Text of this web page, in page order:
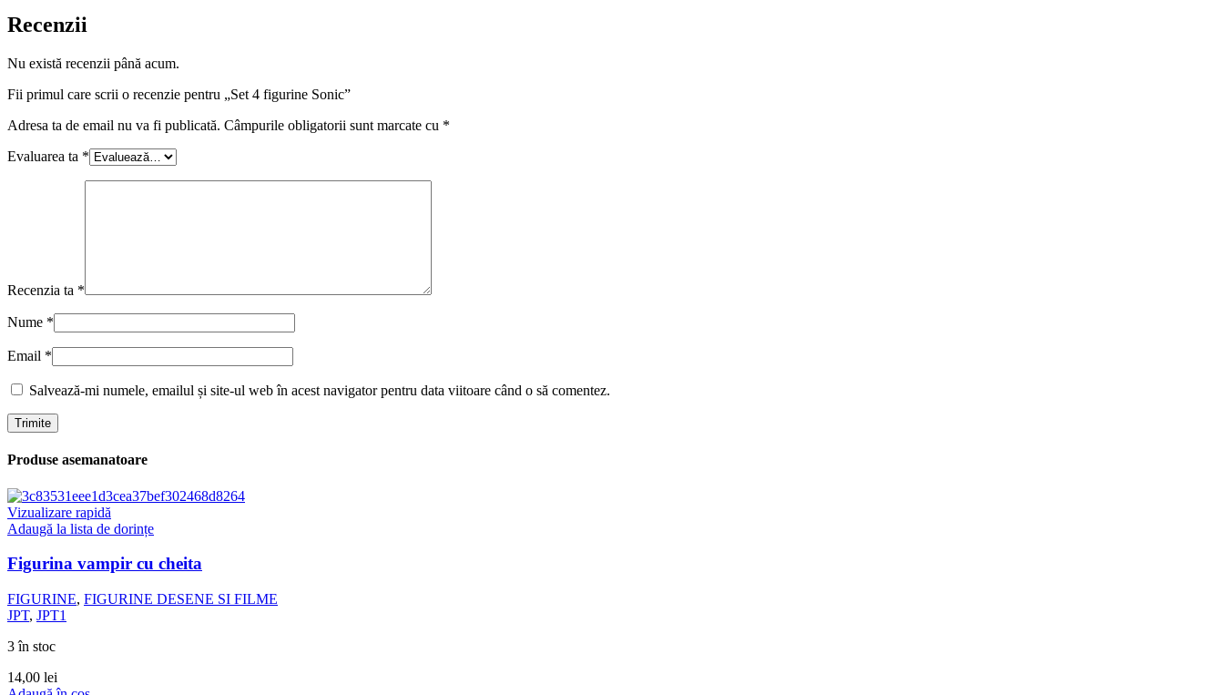
Recenzii
Nu există recenzii până acum.
Fii primul care scrii o recenzie pentru „Set 4 figurine Sonic”
Adresa ta de email nu va fi publicată. Câmpurile obligatorii sunt marcate cu *
Evaluarea ta *
Recenzia ta *
Nume *
Email *
Salvează-mi numele, emailul și site-ul web în acest navigator pentru data viitoare când o să comentez.
Produse asemanatoare
Vizualizare rapidă
Adaugă la lista de dorințe
Figurina vampir cu cheita
FIGURINE, FIGURINE DESENE SI FILME
JPT, JPT1
3 în stoc
14,00 lei